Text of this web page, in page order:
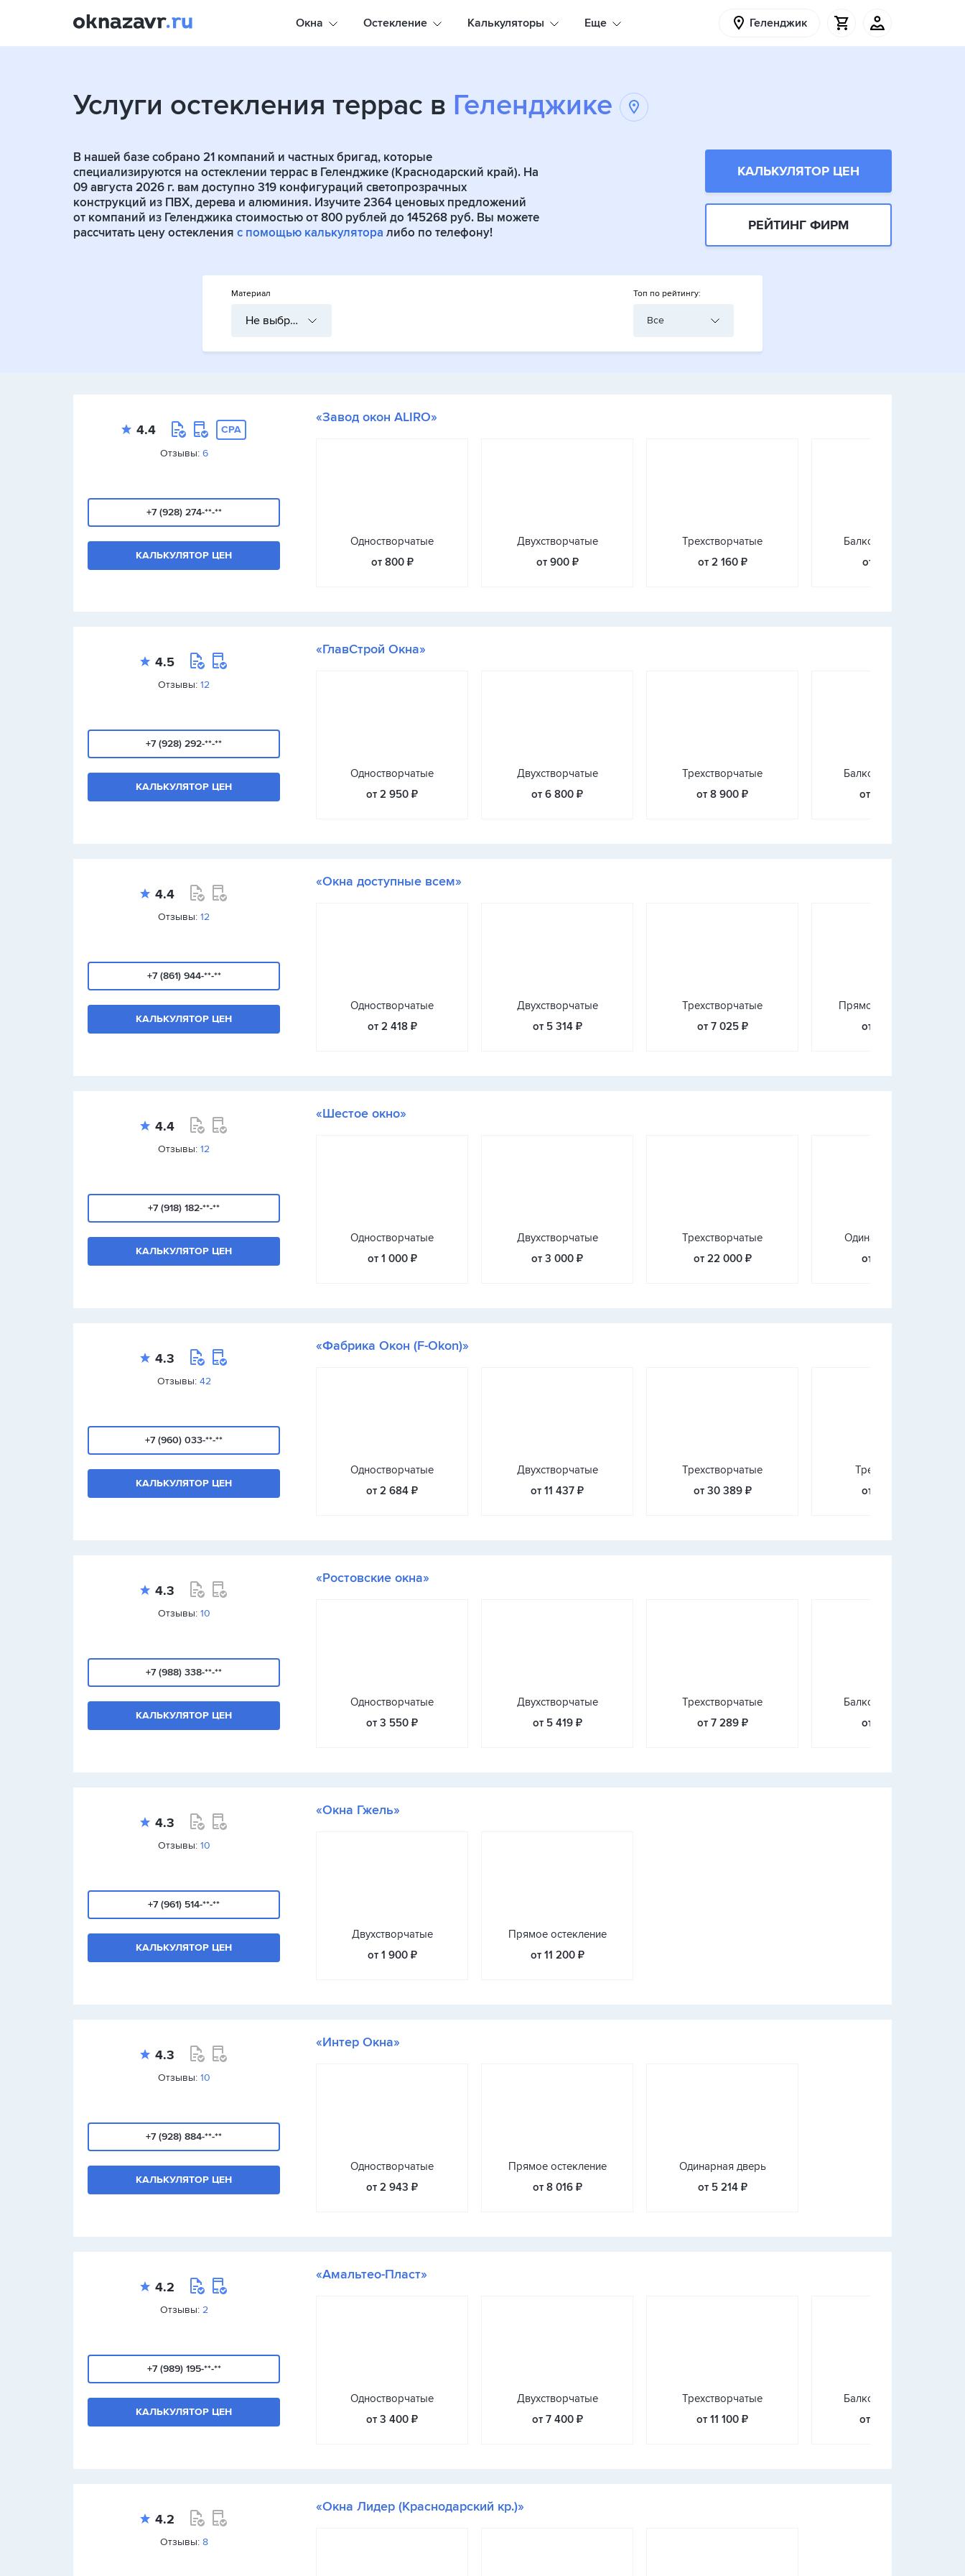
Окна Остекление Калькуляторы Еще Геленджик
Услуги остекления террас в Геленджике
В нашей базе собрано 21 компаний и частных бригад, которые
специализируются на остеклении террас в Геленджике (Краснодарский край). На
09 августа 2026 г. вам доступно 319 конфигураций светопрозрачных
конструкций из ПВХ, дерева и алюминия. Изучите 2364 ценовых предложений
от компаний из Геленджика стоимостью от 800 рублей до 145268 руб. Вы можете
рассчитать цену остекления с помощью калькулятора либо по телефону!
КАЛЬКУЛЯТОР ЦЕН
РЕЙТИНГ ФИРМ
Материал
Не выбрано
Топ по рейтингу:
Все
4.4
CPA
Отзывы: 6
+7 (928) 274-**-**
КАЛЬКУЛЯТОР ЦЕН
«Завод окон ALIRO»
Одностворчатые
от 800 ₽
Двухстворчатые
от 900 ₽
Трехстворчатые
от 2 160 ₽
Балконные блоки
от 9 072 ₽
4.5
Отзывы: 12
+7 (928) 292-**-**
КАЛЬКУЛЯТОР ЦЕН
«ГлавСтрой Окна»
Одностворчатые
от 2 950 ₽
Двухстворчатые
от 6 800 ₽
Трехстворчатые
от 8 900 ₽
Балконные блоки
от 10 200 ₽
4.4
Отзывы: 12
+7 (861) 944-**-**
КАЛЬКУЛЯТОР ЦЕН
«Окна доступные всем»
Одностворчатые
от 2 418 ₽
Двухстворчатые
от 5 314 ₽
Трехстворчатые
от 7 025 ₽
Прямое остекление
от 9 000 ₽
4.4
Отзывы: 12
+7 (918) 182-**-**
КАЛЬКУЛЯТОР ЦЕН
«Шестое окно»
Одностворчатые
от 1 000 ₽
Двухстворчатые
от 3 000 ₽
Трехстворчатые
от 22 000 ₽
Одинарная дверь
от 2 000 ₽
4.3
Отзывы: 42
+7 (960) 033-**-**
КАЛЬКУЛЯТОР ЦЕН
«Фабрика Окон (F-Okon)»
Одностворчатые
от 2 684 ₽
Двухстворчатые
от 11 437 ₽
Трехстворчатые
от 30 389 ₽
Треугольные
от 3 233 ₽
4.3
Отзывы: 10
+7 (988) 338-**-**
КАЛЬКУЛЯТОР ЦЕН
«Ростовские окна»
Одностворчатые
от 3 550 ₽
Двухстворчатые
от 5 419 ₽
Трехстворчатые
от 7 289 ₽
Балконные блоки
от 8 480 ₽
4.3
Отзывы: 10
+7 (961) 514-**-**
КАЛЬКУЛЯТОР ЦЕН
«Окна Гжель»
Двухстворчатые
от 1 900 ₽
Прямое остекление
от 11 200 ₽
4.3
Отзывы: 10
+7 (928) 884-**-**
КАЛЬКУЛЯТОР ЦЕН
«Интер Окна»
Одностворчатые
от 2 943 ₽
Прямое остекление
от 8 016 ₽
Одинарная дверь
от 5 214 ₽
4.2
Отзывы: 2
+7 (989) 195-**-**
КАЛЬКУЛЯТОР ЦЕН
«Амальтео-Пласт»
Одностворчатые
от 3 400 ₽
Двухстворчатые
от 7 400 ₽
Трехстворчатые
от 11 100 ₽
Балконные блоки
от 13 400 ₽
4.2
Отзывы: 8
«Окна Лидер (Краснодарский кр.)»